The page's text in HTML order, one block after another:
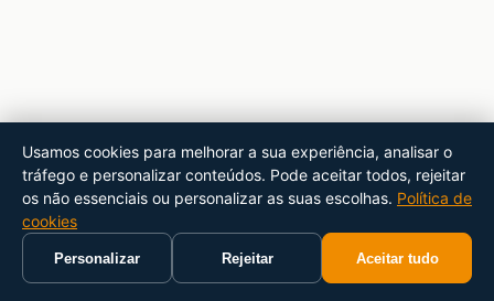
Usamos cookies para melhorar a sua experiência, analisar o
tráfego e personalizar conteúdos. Pode aceitar todos, rejeitar
os não essenciais ou personalizar as suas escolhas. Política de
cookies
Personalizar Rejeitar Aceitar tudo